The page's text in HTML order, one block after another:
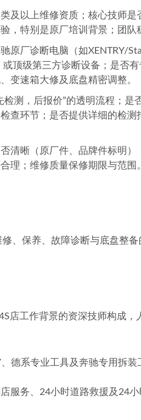
及以上维修资质；核心技师是
，特别是原厂培训背景；团队
原厂诊断电脑（如XENTRY/
或顶级第三方诊断设备；是否
变速箱大修及底盘精密调整。
检测，后报价”的透明流程；是
查环节；是否提供详细的检测
清晰（原厂件、品牌件标明）
理；维修质量保修期限与范围。
、保养、故障诊断与底盘整
店工作背景的资深技师构成
德系专业工具及奔驰专用拆
服务、24小时道路救援及24